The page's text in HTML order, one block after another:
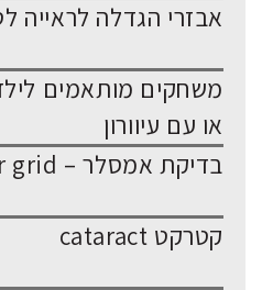
אבזרי הגדלה לראייה
משחקים מותאמים
או עם עיוורון
בדיקת אמסלר – Amsler grid
קטרקט cataract